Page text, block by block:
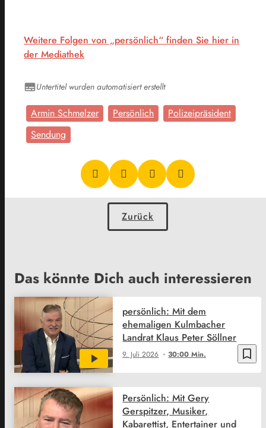
Weitere Folgen von „persönlich“ finden Sie hier in
der Mediathek
Untertitel wurden automatisiert erstellt
Armin Schmelzer Persönlich
Polizeipräsident
Sendung
Zurück
Das könnte Dich auch interessieren
bookmark_border
9. Juli 2026 30:00 Min.
persönlich: Mit dem
ehemaligen Kulmbacher
Landrat Klaus Peter Söllner
Persönlich: Mit Gery
Gerspitzer, Musiker,
Kabarettist, Entertainer und